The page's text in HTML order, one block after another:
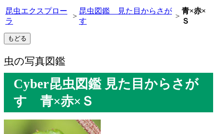
昆虫エクスプロー
ラ
>
昆虫図鑑 見た目からさが
す
>
青×赤×
Ｓ
虫の写真図鑑
Cyber昆虫図鑑 見た目からさが
す 青×赤×Ｓ